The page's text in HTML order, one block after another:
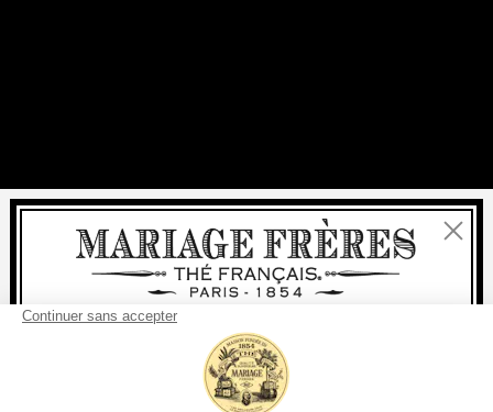
Fermer
Bienvenue
Pour tout achat, lalivraisonrapide est
à partir de 60 € en France Métropolitaine